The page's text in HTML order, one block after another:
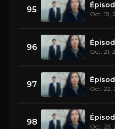
95 Oct. 18,
96 Oct. 21,
97 Oct. 22,
98 Oct. 23,